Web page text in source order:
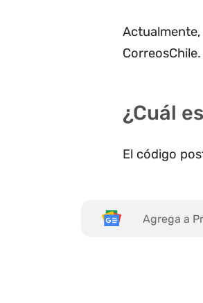
CorreosChile.
¿Cuál
El código
Agrega a